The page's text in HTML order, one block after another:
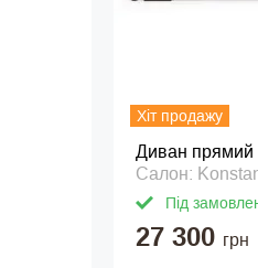
Хіт продажу
Диван
Салон:
Під
27 300 грн